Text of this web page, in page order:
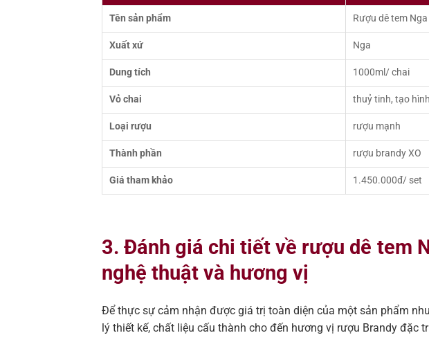
Tên sản phẩm Rượu dê tem
Xuất xứ Nga
Dung tích 1000ml/ chai
Vỏ chai thuỷ tinh, tạo
Loại rượu rượu mạnh
Thành phần rượu brandy XO
Giá tham khảo 1.450.000đ/ set
3. Đánh giá chi tiết về rượu dê tem
nghệ thuật và hương vị
Để thực sự cảm nhận được giá trị toàn diện của một sản phẩm
lý thiết kế, chất liệu cấu thành cho đến hương vị rượu Brandy